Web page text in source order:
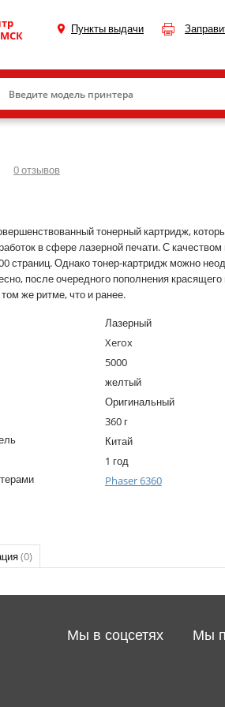
МСК
Пункты выдачи
0отзывов
тонерный картридж,
в сфере лазерной печати. С
страниц. Однако тонер-картридж можно
после очередного пополнения
же ритме, что и ранее.
Лазерный
Xerox
5000
желтый
Оригинальный
360 г
Китай
1 год
Phaser 6360
(0)
Мы в соцсетях Мы